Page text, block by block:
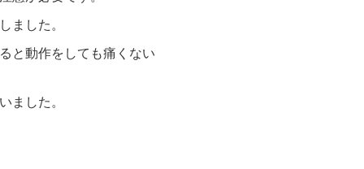
ました。
と動作をしても痛くない
ました。